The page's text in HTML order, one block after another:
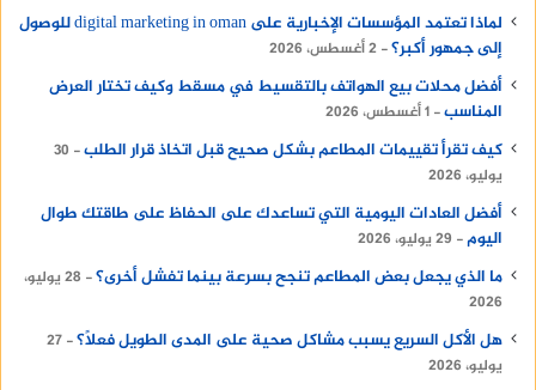
لماذا تعتمد المؤسسات الإخبارية على digital marketing in oman للوصول
إلى جمهور أكبر؟ 2 أغسطس، 2026
أفضل محلات بيع الهواتف بالتقسيط في مسقط وكيف تختار العرض
المناسب 1 أغسطس، 2026
كيف تقرأ تقييمات المطاعم بشكل صحيح قبل اتخاذ قرار الطلب
30
يوليو، 2026
أفضل العادات اليومية التي تساعدك على الحفاظ على طاقتك طوال
اليوم
29 يوليو، 2026
ما الذي يجعل بعض المطاعم تنجح بسرعة بينما تفشل أخرى؟
28 يوليو،
2026
هل الأكل السريع يسبب مشاكل صحية على المدى الطويل فعلًا؟ 27
يوليو، 2026